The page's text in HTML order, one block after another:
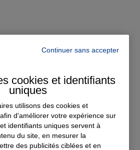
Continuer sans accepter
cookies et identifiants
uniques
utilisons des cookies et
d'améliorer votre expérience sur
identifiants uniques servent à
du site, en mesurer la
des publicités ciblées et en